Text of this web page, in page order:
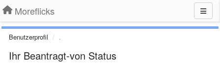
Moreflicks
Benutzerprofil .
Ihr Beantragt-von Status